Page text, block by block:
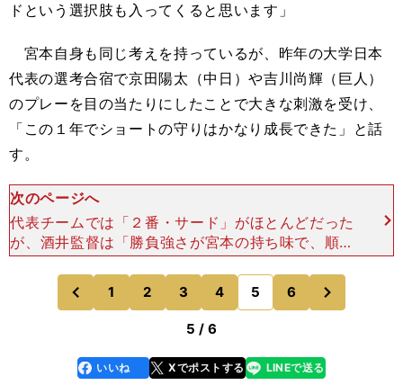
ドという選択肢 も入ってくると 思います」
宮本自身も同じ考えを持っているが、昨年の大学日本
代表の選考合宿で京田陽太（中日）や吉川尚輝（巨人）
のプレーを目の当たりにしたことで大きな刺激を受け、
「この１年でショートの守りはかなり成長できた」と話
す。
次のページへ
代表チームでは「２番・サード」がほとんどだった
が、酒井監督は「勝負強さが宮本の持ち味で、順調
に育っていけばプロで６・７番あたりを打つイメー
ジがある」と言う。幅広く起用できる選手として、
プロの世界でも自
前
のページへ
1 2 3 4 5 6
のページへ
5 / 6
faceboo
k
いいね Xでポストする
line LINEで送る